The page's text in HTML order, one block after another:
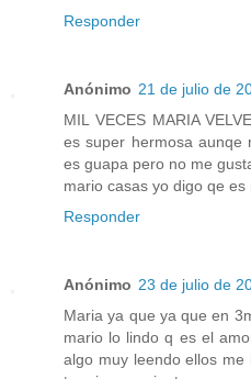
Responder
Anónimo 21 de julio de
MIL VECES MARIA
es super hermosa aunqe
es guapa pero no me
mario casas yo digo qe
Responder
Anónimo 23 de julio de
Maria ya que ya que en
mario lo lindo q es el
algo muy leendo ellos